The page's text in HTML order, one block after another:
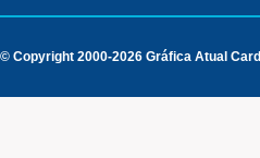
© Copyright 2000-2026 Gráfica Atual Card